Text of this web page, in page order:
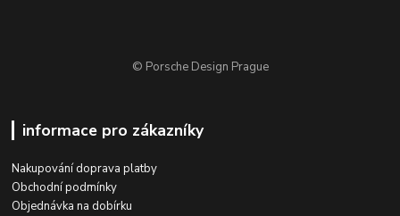
© Porsche Design Prague
informace pro zákazníky
Nakupování doprava platby
Obchodní podmínky
Objednávka na dobírku